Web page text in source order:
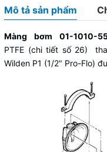
Mô tả sản phẩm
Màng bơm 01-1010-
PTFE (chi tiết số 26)
Wilden P1 (1/2" Pro-Flo)